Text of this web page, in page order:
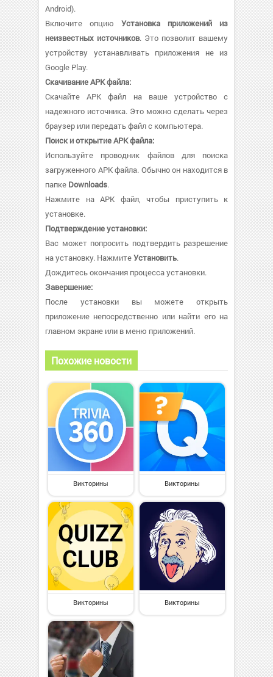
Android).
Включите опцию Установка приложений из
неизвестных источников. Это позволит вашему
устройству устанавливать приложения не из
Google Play.
Скачивание APK файла:
Скачайте APK файл на ваше устройство с
надежного источника. Это можно сделать через
браузер или передать файл с компьютера.
Поиск и открытие APK файла:
Используйте проводник файлов для поиска
загруженного APK файла. Обычно он находится в
папке Downloads.
Нажмите на APK файл, чтобы приступить к
установке.
Подтверждение установки:
Вас может попросить подтвердить разрешение
на установку. НажмитеУстановить.
Дождитесь окончания процесса установки.
Завершение:
После установки вы можете открыть
приложение непосредственно или найти его на
главном экране или в меню приложений.
Похожие новости
Викторины Викторины
Викторины Викторины